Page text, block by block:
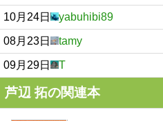
10月24日 yabuhibi89
08月23日 tamy
09月29日 T
芦辺 拓の関連本